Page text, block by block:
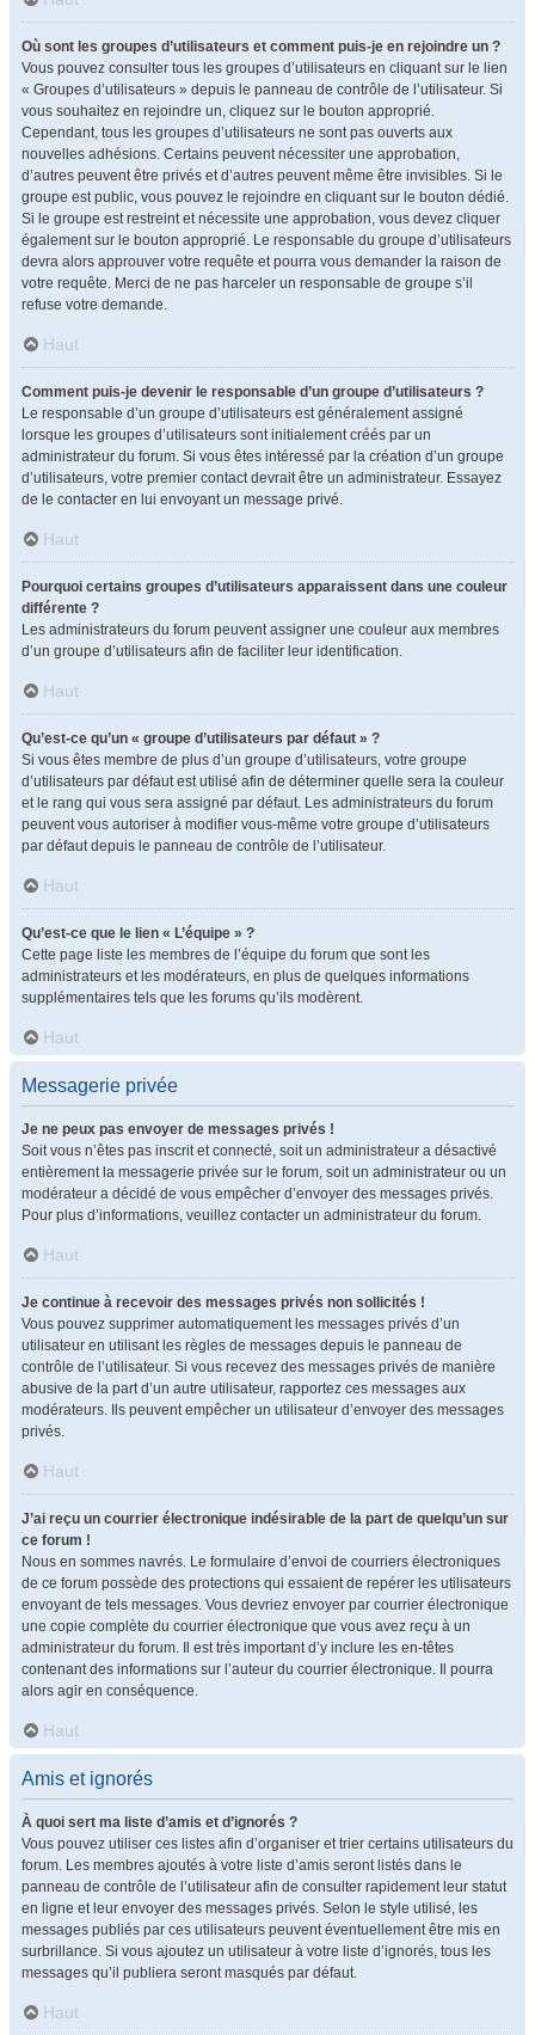
Où sont les groupes d’utilisateurs et comment puis-je en rejoindre un ?
Vous pouvez consulter tous les groupes d’utilisateurs en cliquant sur le lien
« Groupes d’utilisateurs » depuis le panneau de contrôle de l’utilisateur. Si
vous souhaitez en rejoindre un, cliquez sur le bouton approprié.
Cependant, tous les groupes d’utilisateurs ne sont pas ouverts aux
nouvelles adhésions. Certains peuvent nécessiter une approbation,
d’autres peuvent être privés et d’autres peuvent même être invisibles. Si le
groupe est public, vous pouvez le rejoindre en cliquant sur le bouton dédié.
Si le groupe est restreint et nécessite une approbation, vous devez cliquer
également sur le bouton approprié. Le responsable du groupe d’utilisateurs
devra alors approuver votre requête et pourra vous demander la raison de
votre requête. Merci de ne pas harceler un responsable de groupe s’il
refuse votre demande.
Haut
Comment puis-je devenir le responsable d’un groupe d’utilisateurs ?
Le responsable d’un groupe d’utilisateurs est généralement assigné
lorsque les groupes d’utilisateurs sont initialement créés par un
administrateur du forum. Si vous êtes intéressé par la création d’un groupe
d’utilisateurs, votre premier contact devrait être un administrateur. Essayez
de le contacter en lui envoyant un message privé.
Haut
Pourquoi certains groupes d’utilisateurs apparaissent dans une couleur
différente ?
Les administrateurs du forum peuvent assigner une couleur aux membres
d’un groupe d’utilisateurs afin de faciliter leur identification.
Haut
Qu’est-ce qu’un « groupe d’utilisateurs par défaut » ?
Si vous êtes membre de plus d’un groupe d’utilisateurs, votre groupe
d’utilisateurs par défaut est utilisé afin de déterminer quelle sera la couleur
et le rang qui vous sera assigné par défaut. Les administrateurs du forum
peuvent vous autoriser à modifier vous-même votre groupe d’utilisateurs
par défaut depuis le panneau de contrôle de l’utilisateur.
Haut
Qu’est-ce que le lien « L’équipe » ?
Cette page liste les membres de l’équipe du forum que sont les
administrateurs et les modérateurs, en plus de quelques informations
supplémentaires tels que les forums qu’ils modèrent.
Haut
Messagerie privée
Je ne peux pas envoyer de messages privés !
Soit vous n’êtes pas inscrit et connecté, soit un administrateur a désactivé
entièrement la messagerie privée sur le forum, soit un administrateur ou un
modérateur a décidé de vous empêcher d’envoyer des messages privés.
Pour plus d’informations, veuillez contacter un administrateur du forum.
Haut
Je continue à recevoir des messages privés non sollicités !
Vous pouvez supprimer automatiquement les messages privés d’un
utilisateur en utilisant les règles de messages depuis le panneau de
contrôle de l’utilisateur. Si vous recevez des messages privés de manière
abusive de la part d’un autre utilisateur, rapportez ces messages aux
modérateurs. Ils peuvent empêcher un utilisateur d’envoyer des messages
privés.
Haut
J’ai reçu un courrier électronique indésirable de la part de quelqu’un sur
ce forum !
Nous en sommes navrés. Le formulaire d’envoi de courriers électroniques
de ce forum possède des protections qui essaient de repérer les utilisateurs
envoyant de tels messages. Vous devriez envoyer par courrier électronique
une copie complète du courrier électronique que vous avez reçu à un
administrateur du forum. Il est très important d’y inclure les en-têtes
contenant des informations sur l’auteur du courrier électronique. Il pourra
alors agir en conséquence.
Haut
Amis et ignorés
À quoi sert ma liste d’amis et d’ignorés ?
Vous pouvez utiliser ces listes afin d’organiser et trier certains utilisateurs du
forum. Les membres ajoutés à votre liste d’amis seront listés dans le
panneau de contrôle de l’utilisateur afin de consulter rapidement leur statut
en ligne et leur envoyer des messages privés. Selon le style utilisé, les
messages publiés par ces utilisateurs peuvent éventuellement être mis en
surbrillance. Si vous ajoutez un utilisateur à votre liste d’ignorés, tous les
messages qu’il publiera seront masqués par défaut.
Haut